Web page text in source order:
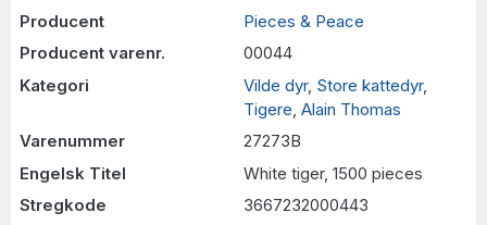
Producent
Pieces & Peace
Producent varenr.
00044
Kategori
Vilde dyr, Store kattedyr,
Tigere Alain Thomas
Varenummer
27273B
Engelsk Titel
White tiger, 1500 pieces
Stregkode
3667232000443